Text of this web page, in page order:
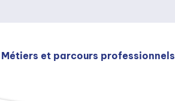
Métiers et parcours professionnels